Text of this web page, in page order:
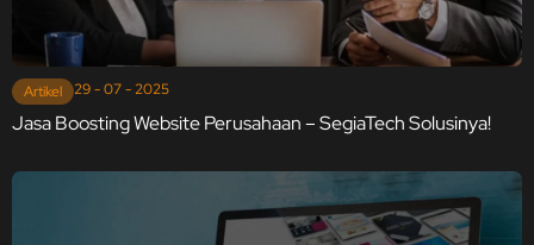
Artikel 29 - 07 - 2025
Jasa Boosting Website Perusahaan – SegiaTech Solusinya!